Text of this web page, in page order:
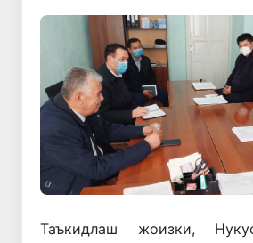
Таъкидлаш жоизки,